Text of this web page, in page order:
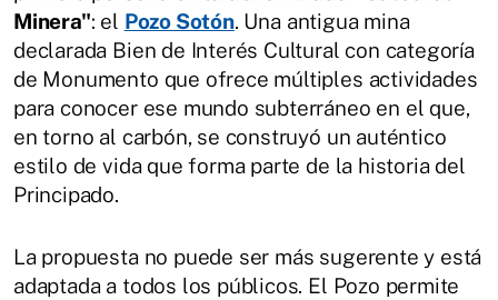
Minera": el Pozo Sotón. Una antigua mina
declarada Bien de Interés Cultural con categoría
de Monumento que ofrece múltiples actividades
para conocer ese mundo subterráneo en el que,
en torno al carbón, se construyó un auténtico
estilo de vida que forma parte de la historia del
Principado.
La propuesta no puede ser más sugerente y está
adaptada a todos los públicos. El Pozo permite